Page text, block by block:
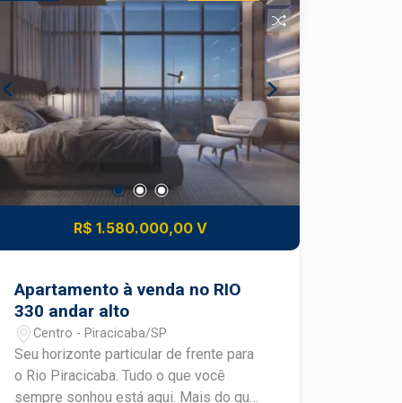
R$ 1.580.000,00 V
Apartamento à venda no RIO
330 andar alto
Centro - Piracicaba/SP
Seu horizonte particular de frente para
o Rio Piracicaba. Tudo o que você
sempre sonhou está aqui. Mais do que